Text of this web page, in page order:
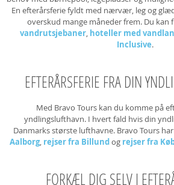
En efterårsferie fyldt med nærvær, leg og
overskud mange måneder frem. Du kan
vandrutsjebaner, hoteller med
Inclusive.
EFTERÅRSFERIE FRA DIN
Med Bravo Tours kan du komme på
yndlingslufthavn. I hvert fald hvis din
Danmarks største lufthavne. Bravo Tours
Aalborg, rejser fra Billundog rejser fra
FORKÆL DIG SELV I